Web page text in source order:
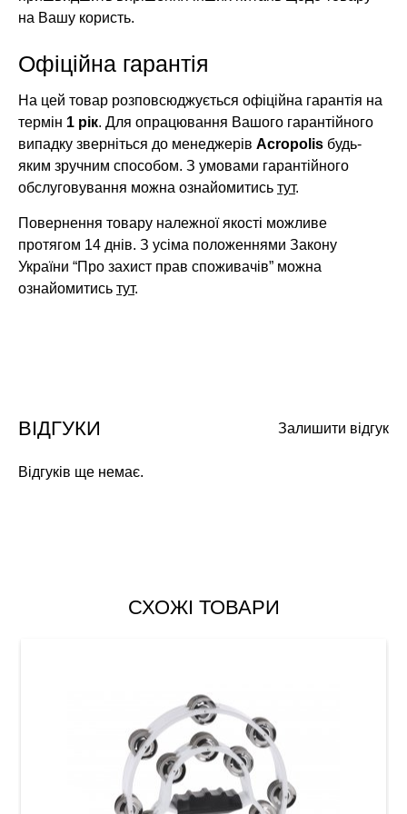
на Вашу користь.
Офіційна гарантія
На цей товар розповсюджується офіційна гарантія на
термін 1 рік. Для опрацювання Вашого гарантійного
випадку зверніться до менеджерів Acropolis будь-
яким зручним способом. З умовами гарантійного
обслуговування можна ознайомитись тут.
Повернення товару належної якості можливе
протягом 14 днів. З усіма положеннями Закону
України “Про захист прав споживачів” можна
ознайомитись тут.
Залишити відгук
ВІДГУКИ
Відгуків ще немає.
СХОЖІ ТОВАРИ